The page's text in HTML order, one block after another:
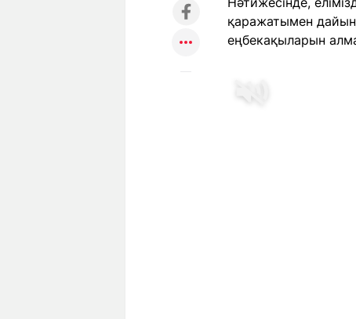
қаражатымен
еңбекақыларын